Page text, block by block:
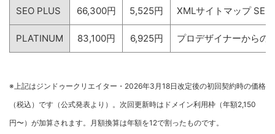
SEO PLUS 66,300円 5,525円 XMLサイトマップ
PLATINUM 83,100円 6,925円 プロデザイナーからの
※上記はジンドゥークリエイター・2026年3月18日改定後の初回契約時の価格
（税込）です（公式発表より）。次回更新時はドメイン利用枠（年額2,150
円〜）が加算されます。月額換算は年額を12で割ったものです。